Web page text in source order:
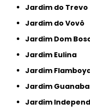
Jardim do Trevo
Jardim do Vovô
Jardim Dom
Jardim Eulina
Jardim
Jardim
Jardim